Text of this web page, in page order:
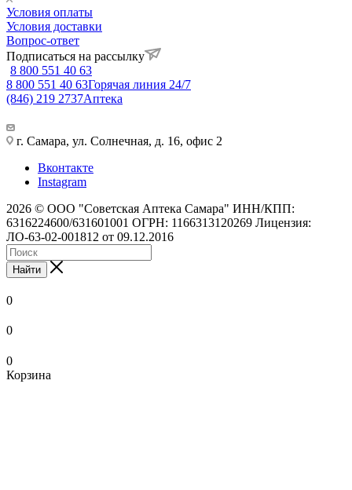
Условия оплаты
Условия доставки
Вопрос-ответ
Подписаться на рассылку
8 800 551 40 63
8 800 551 40 63Горячая линия 24/7
(846) 219 2737Аптека
г. Самара, ул. Солнечная, д. 16, офис 2
Вконтакте
Instagram
2026 © ООО "Советская Аптека Самара" ИНН/КПП:
6316224600/631601001 ОГРН: 1166313120269 Лицензия:
ЛО-63-02-001812 от 09.12.2016
Найти
0
0
0
Корзина